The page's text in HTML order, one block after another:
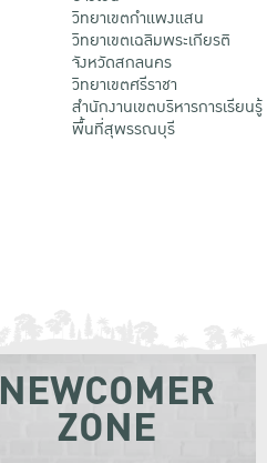
วิทยาเขตกําแพงแสน
วิทยาเขตเฉลิมพระเกียรติ
จังหวัดสกลนคร
วิทยาเขตศรีราชา
สำนักงานเขตบริหารการเรียนรู้
พื้นที่สุพรรณบุรี
NEWCOMER
ZONE